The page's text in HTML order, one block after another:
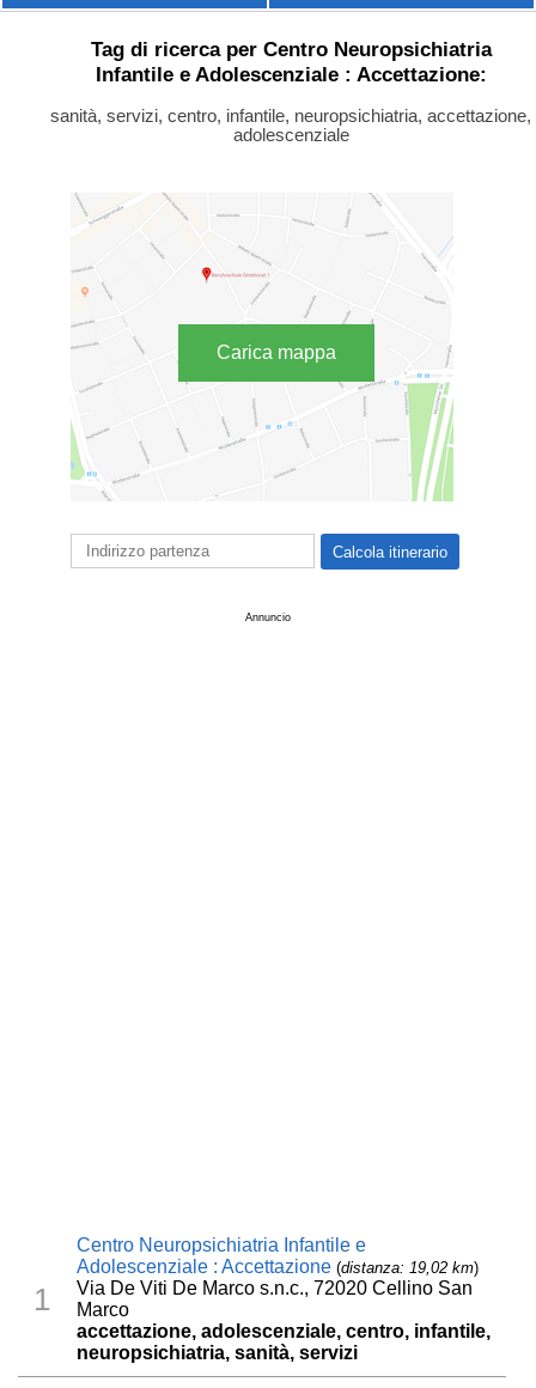
Tag di ricerca per Centro Neuropsichiatria
Infantile e Adolescenziale : Accettazione:
sanità, servizi, centro, infantile, neuropsichiatria, accettazione,
adolescenziale
Carica mappa
Annuncio
1
Centro Neuropsichiatria Infantile e
Adolescenziale : Accettazione (distanza: 19,02 km)
Via De Viti De Marco s.n.c., 72020 Cellino San
Marco
accettazione, adolescenziale, centro, infantile,
neuropsichiatria, sanità, servizi